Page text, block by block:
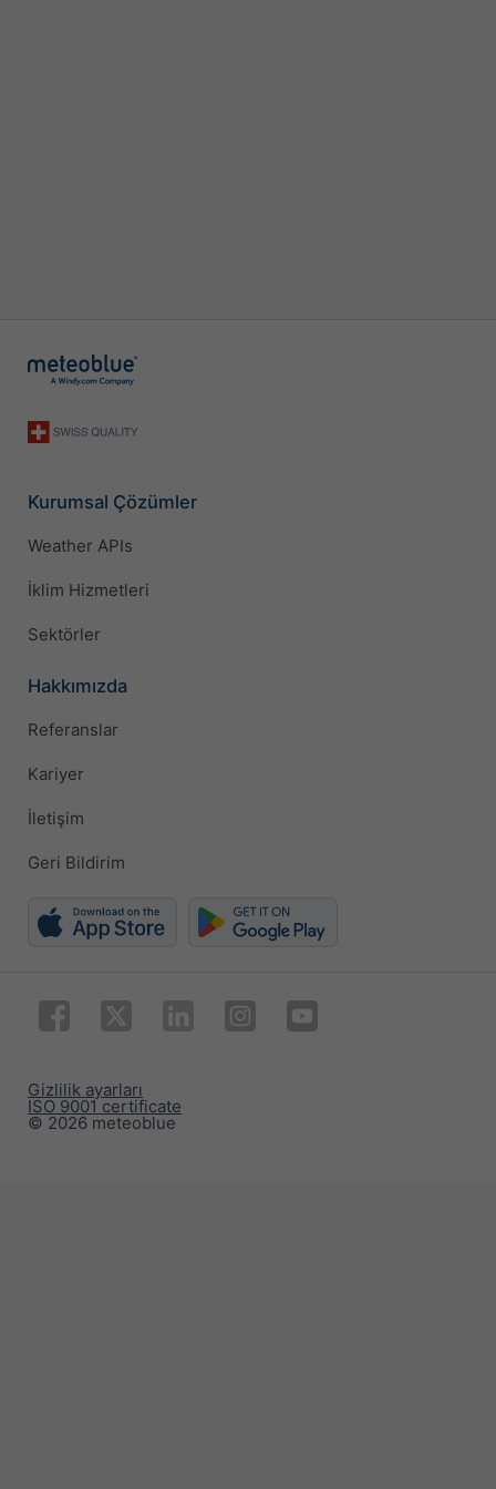
Kurumsal Çözümler
Weather APIs
İklim Hizmetleri
Sektörler
Hakkımızda
Referanslar
Kariyer
İletişim
Geri Bildirim
© 2026 meteoblue
ISO 9001 certificate
Gizlilik ayarları